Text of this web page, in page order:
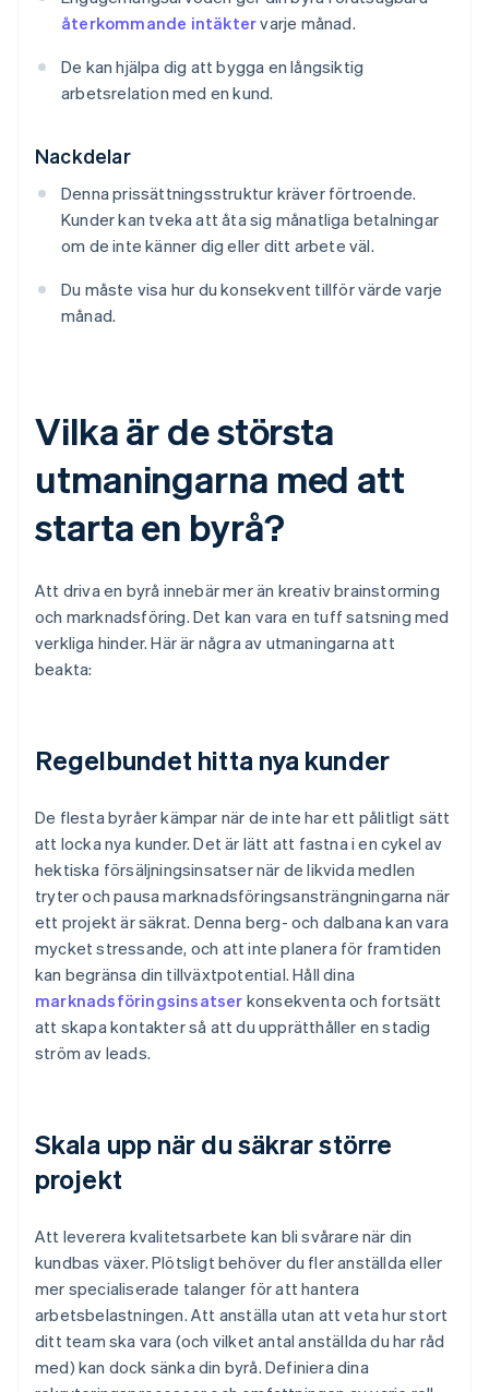
återkommande intäktervarje månad.
De kan hjälpa dig att bygga en långsiktig
arbetsrelation med en kund.
Nackdelar
Denna prissättningsstruktur kräver förtroende.
Kunder kan tveka att åta sig månatliga betalningar
om de inte känner dig eller ditt arbete väl.
Du måste visa hur du konsekvent tillför värde varje
månad.
Vilka är de största
utmaningarna med att
starta en byrå?
Att driva en byrå innebär mer än kreativ brainstorming
och marknadsföring. Det kan vara en tuff satsning med
verkliga hinder. Här är några av utmaningarna att
beakta:
Regelbundet hitta nya kunder
De flesta byråer kämpar när de inte har ett pålitligt sätt
att locka nya kunder. Det är lätt att fastna i en cykel av
hektiska försäljningsinsatser när de likvida medlen
tryter och pausa marknadsföringsansträngningarna när
ett projekt är säkrat. Denna berg- och dalbana kan vara
mycket stressande, och att inte planera för framtiden
kan begränsa din tillväxtpotential. Håll dina
marknadsföringsinsatser konsekventa och fortsätt
att skapa kontakter så att du upprätthåller en stadig
ström av leads.
Skala upp när du säkrar större
projekt
Att leverera kvalitetsarbete kan bli svårare när din
kundbas växer. Plötsligt behöver du fler anställda eller
mer specialiserade talanger för att hantera
arbetsbelastningen. Att anställa utan att veta hur stort
ditt team ska vara (och vilket antal anställda du har råd
med) kan dock sänka din byrå. Definiera dina